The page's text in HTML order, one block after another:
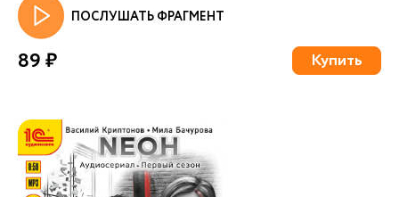
ПОСЛУШАТЬ ФРАГМЕНТ
89 ₽ Купить